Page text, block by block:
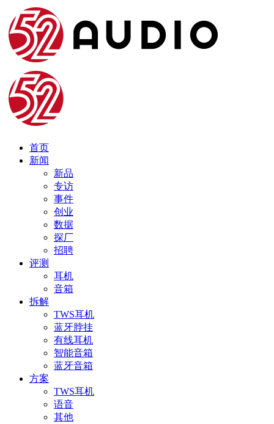
首页
新闻
新品
专访
事件
创业
数据
探厂
招聘
评测
耳机
音箱
拆解
TWS耳机
蓝牙脖挂
有线耳机
智能音箱
蓝牙音箱
方案
TWS耳机
语音
其他